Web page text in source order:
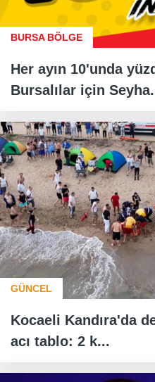
BURSA BÖLGE
Her ayın 10'unda
Bursalılar için
GÜNCEL
Kocaeli Kandıra'da
acı tablo: 2 k...